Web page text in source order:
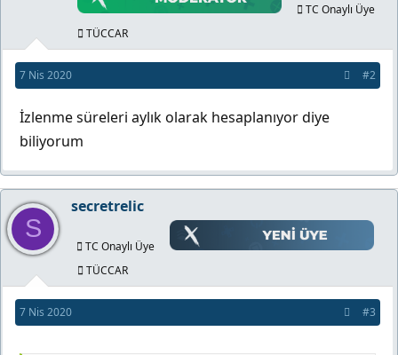
TC Onaylı Üye
TÜCCAR
7 Nis 2020 #2
İzlenme süreleri aylık olarak hesaplanıyor diye
biliyorum
S
secretrelic
TC Onaylı Üye
TÜCCAR
7 Nis 2020 #3